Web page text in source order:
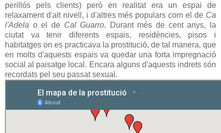
perillós pels clients) però en realitat era un espai de
relaxament d'alt nivell, i d'altres més populars com el de Ca
l'Adela o el de Cal Guarro. Durant més de cent anys, la
ciutat va tenir diferents espais, residències, pisos i
habitatges on es practicava la prostitució, de tal manera, que
en molts d'aquests espais va quedar una forta impregnació
social al paisatge local. Encara alguns d'aquests indrets són
recordats pel seu passat sexual.